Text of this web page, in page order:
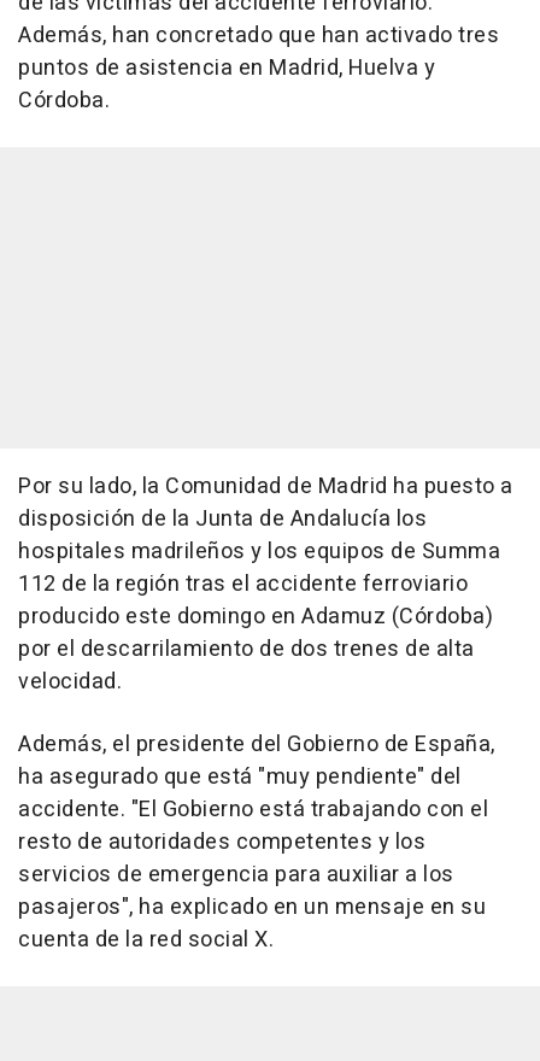
Además, han concretado que han activado tres
puntos de asistencia en Madrid, Huelva y
Córdoba.
Por su lado, la Comunidad de Madrid ha puesto a
disposición de la Junta de Andalucía los
hospitales madrileños y los equipos de Summa
112 de la región tras el accidente ferroviario
producido este domingo en Adamuz (Córdoba)
por el descarrilamiento de dos trenes de alta
velocidad.
Además, el presidente del Gobierno de España,
ha asegurado que está "muy pendiente" del
accidente. "El Gobierno está trabajando con el
resto de autoridades competentes y los
servicios de emergencia para auxiliar a los
pasajeros", ha explicado en un mensaje en su
cuenta de la red social X.